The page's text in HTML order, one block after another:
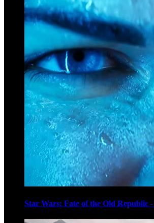
Star Wars: Fate of the Old Republic